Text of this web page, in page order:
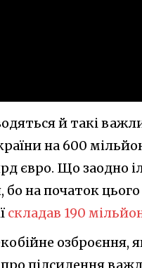
й такі
на 600
євро. Що заодно
на початок
складав 190
озброєння,